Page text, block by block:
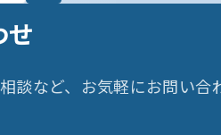
せ
談など、お気軽にお問い合